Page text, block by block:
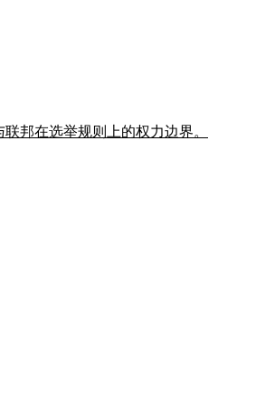
邦在选举规则上的权力边界。